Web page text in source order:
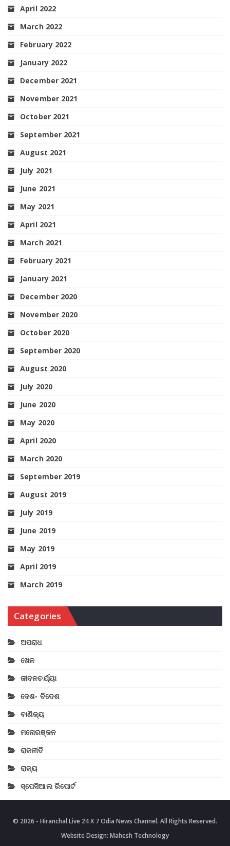
April 2022
March 2022
February 2022
January 2022
December 2021
November 2021
October 2021
September 2021
August 2021
July 2021
June 2021
May 2021
April 2021
March 2021
February 2021
January 2021
December 2020
November 2020
October 2020
September 2020
August 2020
July 2020
June 2020
May 2020
April 2020
March 2020
September 2019
August 2019
July 2019
June 2019
May 2019
April 2019
March 2019
Categories
ଅପରାଧ
ଖେଳ
ଜୀବନଚର୍ଯ୍ୟା
ଦେଶ- ବିଦେଶ
ବାଣିଜ୍ୟ
ମନୋରଞ୍ଜନ
ରାଜନୀତି
ରାଜ୍ୟ
ସ୍ପେସିଆଲ ରିପୋର୍ଟ
© 2026 - Hiranchal Live 24 X 7 Odia News Channel. All Rights Reserved.
Website Design: Mahesh Technology